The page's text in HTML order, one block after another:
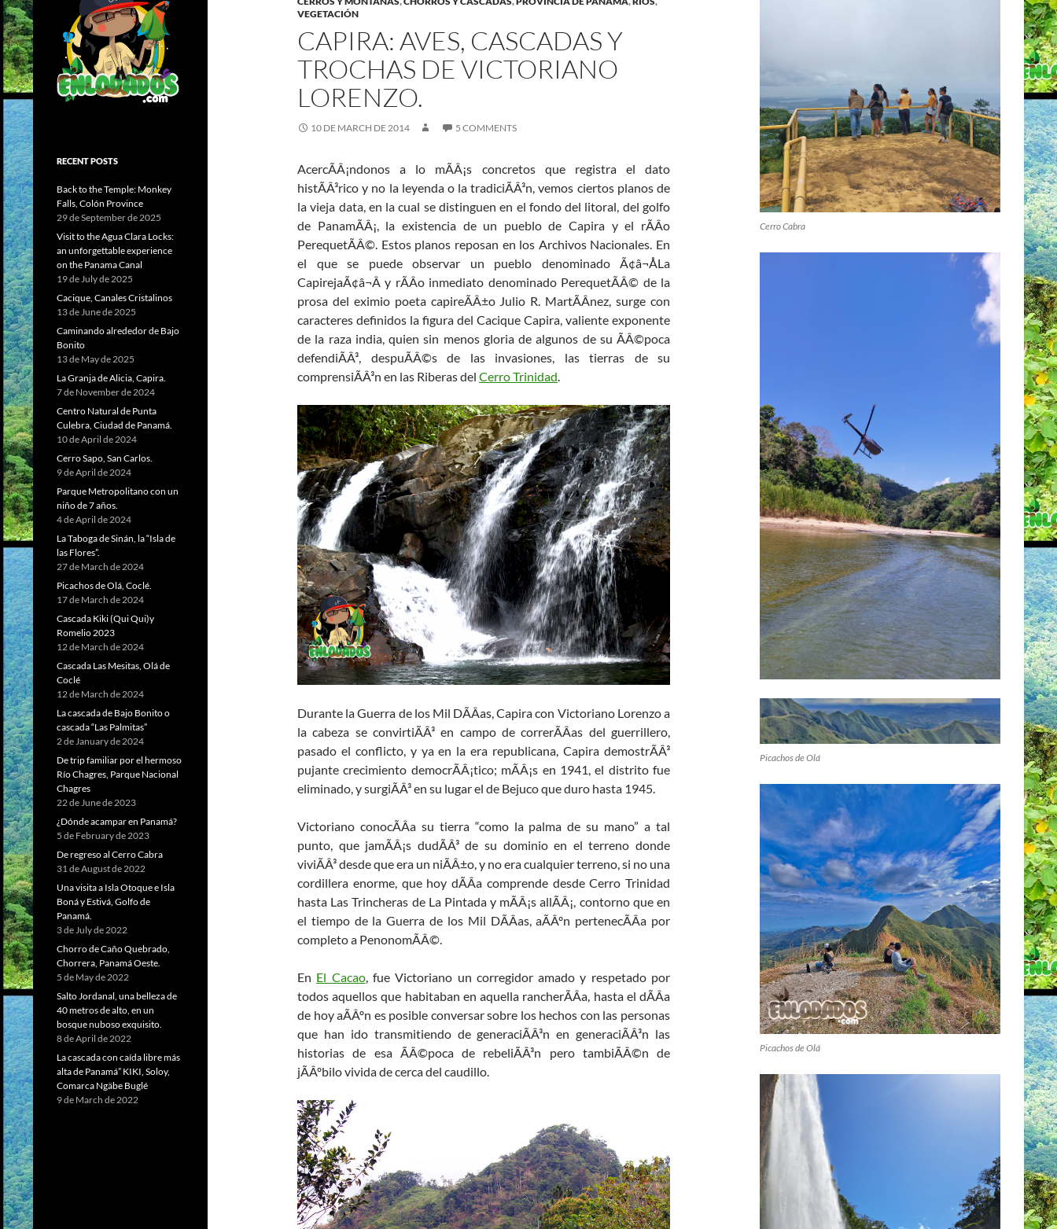
VEGETACIÓN
CAPIRA: AVES, CASCADAS Y
TROCHAS DE VICTORIANO
LORENZO.
10 DE MARCH DE 2014 5 COMMENTS
AcercÃÂ¡ndonos a lo mÃÂ¡s concretos que registra el dato
histÃÂ³rico y no la leyenda o la tradiciÃÂ³n, vemos ciertos planos de
la vieja data, en la cual se distinguen en el fondo del litoral, del golfo
de PanamÃÂ¡, la existencia de un pueblo de Capira y el rÃÂ­o
PerequetÃÂ©. Estos planos reposan en los Archivos Nacionales. En
el que se puede observar un pueblo denominado Ã¢â¬ÅLa
CapirejaÃ¢â¬Â y rÃÂ­o inmediato denominado PerequetÃÂ© de la
prosa del eximio poeta capireÃÂ±o Julio R. MartÃÂ­nez, surge con
caracteres definidos la figura del Cacique Capira, valiente exponente
de la raza india, quien sin menos gloria de algunos de su ÃÂ©poca
defendiÃÂ³, despuÃÂ©s de las invasiones, las tierras de su
comprensiÃÂ³n en las Riberas del Cerro Trinidad.
Durante la Guerra de los Mil DÃÂ­as, Capira con Victoriano Lorenzo a
la cabeza se convirtiÃÂ³ en campo de correrÃÂ­as del guerrillero,
pasado el conflicto, y ya en la era republicana, Capira demostrÃÂ³
pujante crecimiento democrÃÂ¡tico; mÃÂ¡s en 1941, el distrito fue
eliminado, y surgiÃÂ³ en su lugar el de Bejuco que duro hasta 1945.
Victoriano conocÃÂ­a su tierra “como la palma de su mano” a tal
punto, que jamÃÂ¡s dudÃÂ³ de su dominio en el terreno donde
viviÃÂ³ desde que era un niÃÂ±o, y no era cualquier terreno, si no una
cordillera enorme, que hoy dÃÂ­a comprende desde Cerro Trinidad
hasta Las Trincheras de La Pintada y mÃÂ¡s allÃÂ¡, contorno que en
el tiempo de la Guerra de los Mil DÃÂ­as, aÃÂºn pertenecÃÂ­a por
completo a PenonomÃÂ©.
En El Cacao, fue Victoriano un corregidor amado y respetado por
todos aquellos que habitaban en aquella rancherÃÂ­a, hasta el dÃÂ­a
de hoy aÃÂºn es posible conversar sobre los hechos con las personas
que han ido transmitiendo de generaciÃÂ³n en generaciÃÂ³n las
historias de esa ÃÂ©poca de rebeliÃÂ³n pero tambiÃÂ©n de
jÃÂºbilo vivida de cerca del caudillo.
Cerro Cabra
Picachos de Olá
Picachos de Olá
RECENT POSTS
Back to the Temple: Monkey
Falls, Colón Province
29 de September de 2025
Visit to the Agua Clara Locks:
an unforgettable experience
on the Panama Canal
19 de July de 2025
Cacique, Canales Cristalinos
13 de June de 2025
Caminando alrededor de Bajo
Bonito
13 de May de 2025
La Granja de Alicia, Capira.
7 de November de 2024
Centro Natural de Punta
Culebra, Ciudad de Panamá.
10 de April de 2024
Cerro Sapo, San Carlos.
9 de April de 2024
Parque Metropolitano con un
niño de 7 años.
4 de April de 2024
La Taboga de Sinán, la “Isla de
las Flores”.
27 de March de 2024
Picachos de Olá, Coclé.
17 de March de 2024
Cascada Kiki (Qui Qui)y
Romelio 2023
12 de March de 2024
Cascada Las Mesitas, Olá de
Coclé
12 de March de 2024
La cascada de Bajo Bonito o
cascada “Las Palmitas”
2 de January de 2024
De trip familiar por el hermoso
Río Chagres, Parque Nacional
Chagres
22 de June de 2023
¿Dónde acampar en Panamá?
5 de February de 2023
De regreso al Cerro Cabra
31 de August de 2022
Una visita a Isla Otoque e Isla
Boná y Estivá, Golfo de
Panamá.
3 de July de 2022
Chorro de Caño Quebrado,
Chorrera, Panamá Oeste.
5 de May de 2022
Salto Jordanal, una belleza de
40 metros de alto, en un
bosque nuboso exquisito.
8 de April de 2022
La cascada con caída libre más
alta de Panamá” KIKI, Soloy,
Comarca Ngäbe Buglé
9 de March de 2022